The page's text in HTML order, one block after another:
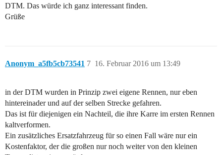
DTM. Das würde ich ganz interessant finden.
Grüße
Anonym_a5fb5cb73541 16. Februar 2016 um 13:49
7
in der DTM wurden in Prinzip zwei eigene Rennen, nur eben
hintereinader und auf der selben Strecke gefahren.
Das ist für diejenigen ein Nachteil, die ihre Karre im ersten Rennen
kaltverformen.
Ein zusätzliches Ersatzfahrzeug für so einen Fall wäre nur ein
Kostenfaktor, der die großen nur noch weiter von den kleinen